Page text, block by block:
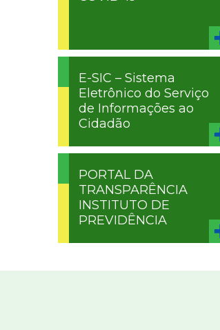
E-SIC – Sistema
Eletrônico do Serviço
de Informações ao
Cidadão
PORTAL DA
TRANSPARÊNCIA
INSTITUTO DE
PREVIDÊNCIA